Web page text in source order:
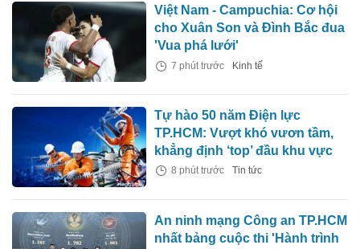
Việt Nam - Campuchia: Cơ hội
cho Xuân Son và Đình Bắc đua
'Vua phá lưới'
7 phút trước Kinh tế
Tự hào 50 năm Điện lực
TP.HCM: Vượt khó vươn tầm,
khẳng định ‘top’ đầu khu vực
8 phút trước Tin tức
An ninh mạng Công an TP.HCM
nhất bảng cuộc thi 'Hành trình